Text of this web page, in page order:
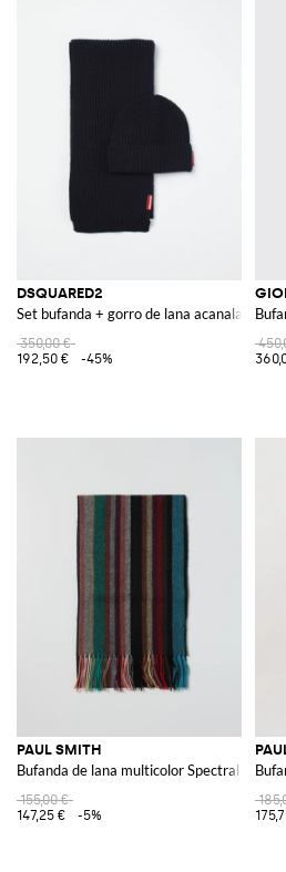
DSQUARED2
Set bufanda + gorro de lana acanalada
350,00 €
192,50 €
-45%
PAUL SMITH
Bufanda de lana multicolor Spectral Check
155,00 €
147,25 €
-5%